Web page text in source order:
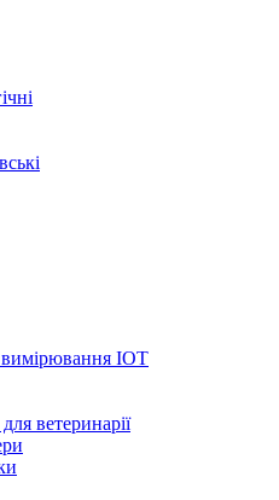
вимірювання ІОТ
ветеринарії